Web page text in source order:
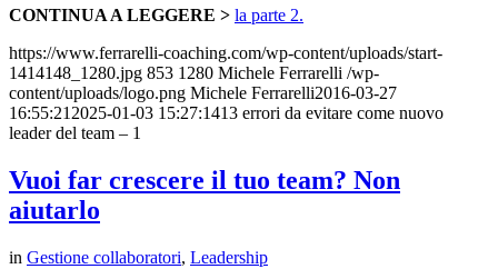
CONTINUA A LEGGERE > la parte 2.
https://www.ferrarelli-coaching.com/wp-content/uploads/start-
1414148_1280.jpg 853 1280 Michele Ferrarelli /wp-
content/uploads/logo.png Michele Ferrarelli2016-03-27
16:55:212025-01-03 15:27:1413 errori da evitare come nuovo
leader del team – 1
Vuoi far crescere il tuo team? Non
aiutarlo
in Gestione collaboratori, Leadership